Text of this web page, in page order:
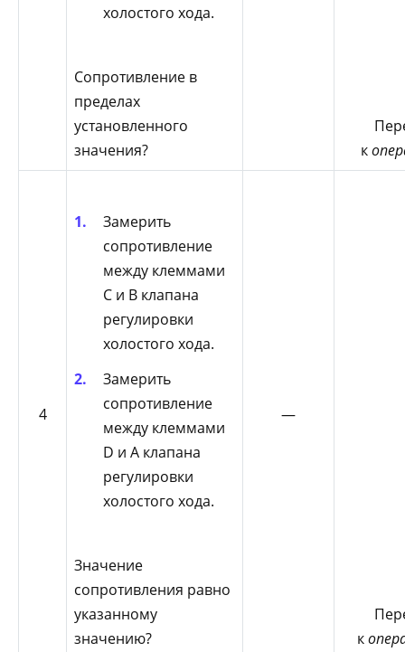
холостого хода.
Сопротивление в
пределах
установленного
значения?
к
4
Замерить
сопротивление
между клеммами
С и В клапана
регулировки
холостого хода.
Замерить
сопротивление
между клеммами
D и А клапана
регулировки
холостого хода.
Значение
сопротивления равно
указанному
значению?
—
к